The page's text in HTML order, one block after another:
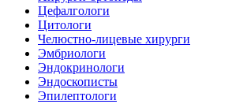
Цефалгологи
Цитологи
Челюстно-лицевые хирурги
Эмбриологи
Эндокринологи
Эндоскописты
Эпилептологи